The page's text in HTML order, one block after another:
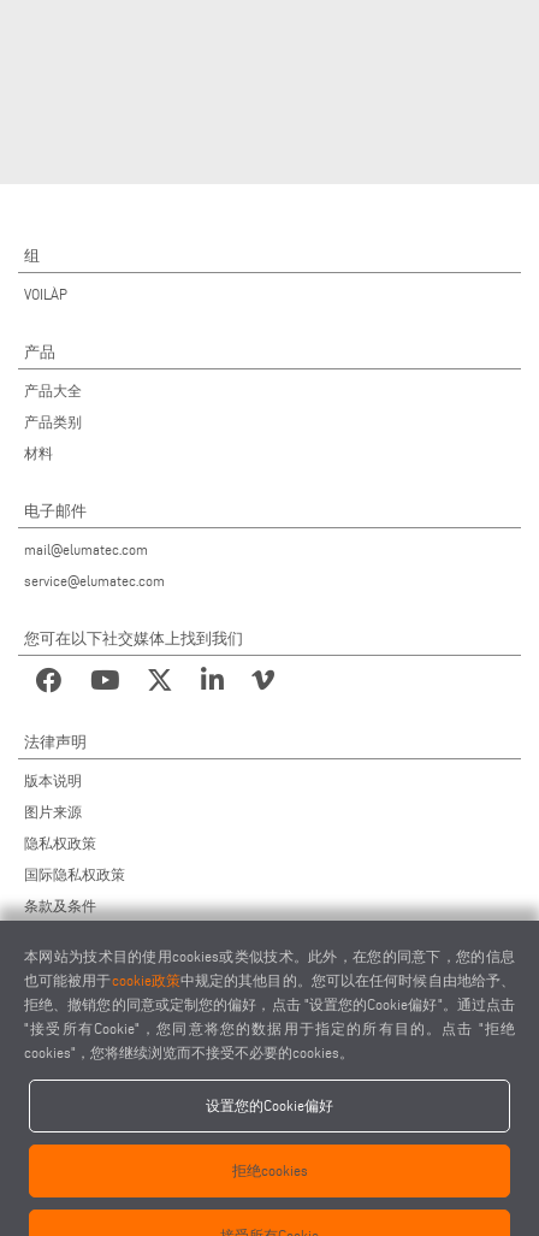
组
VOILÀP
产品
产品大全
产品类别
材料
电子邮件
mail@elumatec.com
service@elumatec.com
您可在以下社交媒体上找到我们
法律声明
版本说明
图片来源
隐私权政策
国际隐私权政策
条款及条件
供应商行为准则
elumatec AG - Pinacher Straße 61 - 75417 Mühlacker - Germany - Phone+49 7041-14 0
mail@elumatec.com
elumatec AG infocenter - Lugwaldstraße 20 - 75417 Mühlacker - Germany
本网站为技术目的使用cookies或类似技术。此外，在您的同意下，您的信息
也可能被用于cookie政策中规定的其他目的。您可以在任何时候自由地给予、
拒绝、撤销您的同意或定制您的偏好，点击 "设置您的Cookie偏好"。通过点击
"接受所有Cookie"，您同意将您的数据用于指定的所有目的。点击 "拒绝
cookies"，您将继续浏览而不接受不必要的cookies。
设置您的Cookie偏好
拒绝cookies